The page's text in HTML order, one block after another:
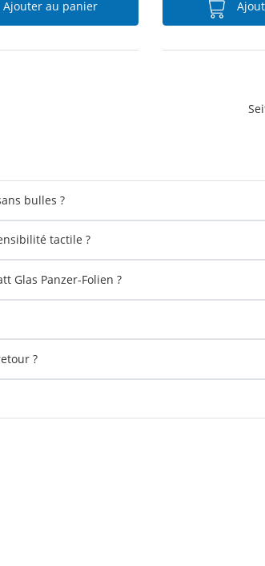
Ajouter au panier
bulles ?
tactile ?
Glas Panzer-Folien ?
?